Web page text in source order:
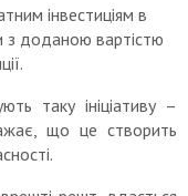
інвестиціям в
з доданою вартістю
таку ініціативу –
що це створить